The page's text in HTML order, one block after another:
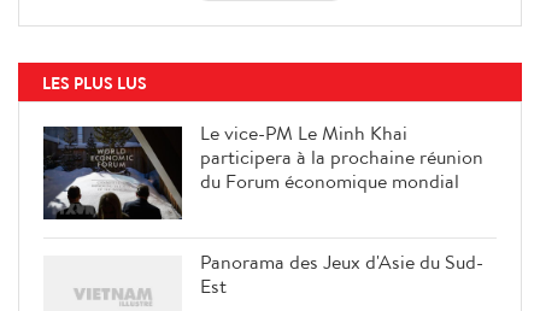
LES PLUS LUS
Le vice-PM Le Minh Khai
participera à la prochaine réunion
du Forum économique mondial
Panorama des Jeux d'Asie du Sud-
Est